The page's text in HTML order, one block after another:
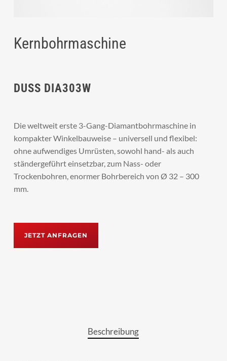
Kernbohrmaschine
DUSS DIA303W
Die weltweit erste 3-Gang-Diamantbohrmaschine in
kompakter Winkelbauweise – universell und flexibel:
ohne aufwendiges Umrüsten, sowohl hand- als auch
ständergeführt einsetzbar, zum Nass- oder
Trockenbohren, enormer Bohrbereich von Ø 32 – 300
mm.
JETZT ANFRAGEN
Beschreibung